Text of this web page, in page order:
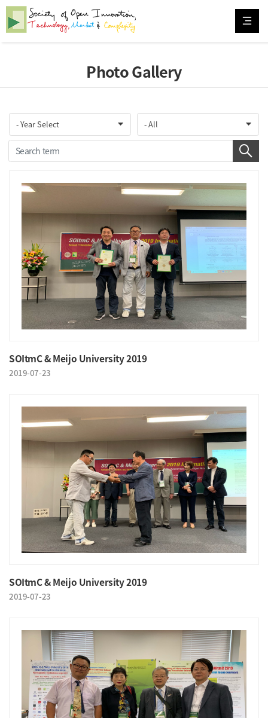
Photo Gallery
SOItmC & Meijo University 2019
2019-07-23
SOItmC & Meijo University 2019
2019-07-23